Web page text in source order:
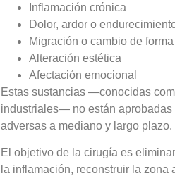
Inflamación crónica
Dolor, ardor o
Migración o cambio de forma
Alteración estética
Afectación emocional
Estas sustancias —conocidas
industriales— no están
adversas a mediano y largo plazo.
El objetivo de la cirugía es
la inflamación, reconstruir la zona